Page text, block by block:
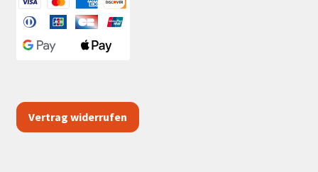
Vertrag widerrufen